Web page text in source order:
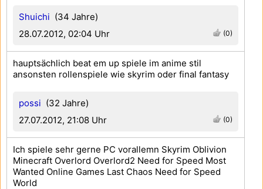
Shuichi (34 Jahre)
28.07.2012, 02:04 Uhr
(0)
possi (32 Jahre)
27.07.2012, 21:08 Uhr
(0)
hauptsächlich beat em up spiele im anime stil
ansonsten rollenspiele wie skyrim oder final fantasy
Ich spiele sehr gerne PC vorallemn Skyrim Oblivion
Minecraft Overlord Overlord2 Need for Speed Most
Wanted Online Games Last Chaos Need for Speed
World